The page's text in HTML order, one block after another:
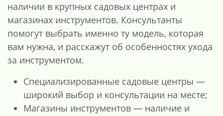
наличии в крупных садовых центрах и
магазинах инструментов. Консультанты
помогут выбрать именно ту модель, которая
вам нужна, и расскажут об особенностях ухода
за инструментом.
Специализированные садовые центры —
широкий выбор и консультации на месте;
Магазины инструментов — наличие и